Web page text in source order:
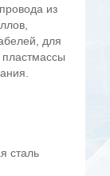
из
для
сталь